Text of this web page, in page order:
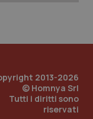
2013-2026
© Homnya Srl
Tutti i diritti sono
riservati